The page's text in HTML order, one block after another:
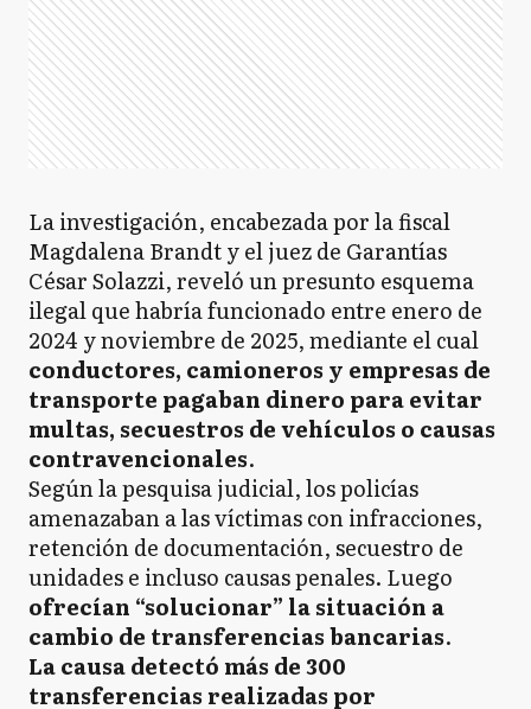
La investigación, encabezada por la fiscal
Magdalena Brandt y el juez de Garantías
César Solazzi, reveló un presunto esquema
ilegal que habría funcionado entre enero de
2024 y noviembre de 2025, mediante el cual
conductores, camioneros y empresas de
transporte pagaban dinero para evitar
multas, secuestros de vehículos o causas
contravencionales.
Según la pesquisa judicial, los policías
amenazaban a las víctimas con infracciones,
retención de documentación, secuestro de
unidades e incluso causas penales. Luego
ofrecían “solucionar” la situación a
cambio de transferencias bancarias.
La causa detectó más de 300
transferencias realizadas por